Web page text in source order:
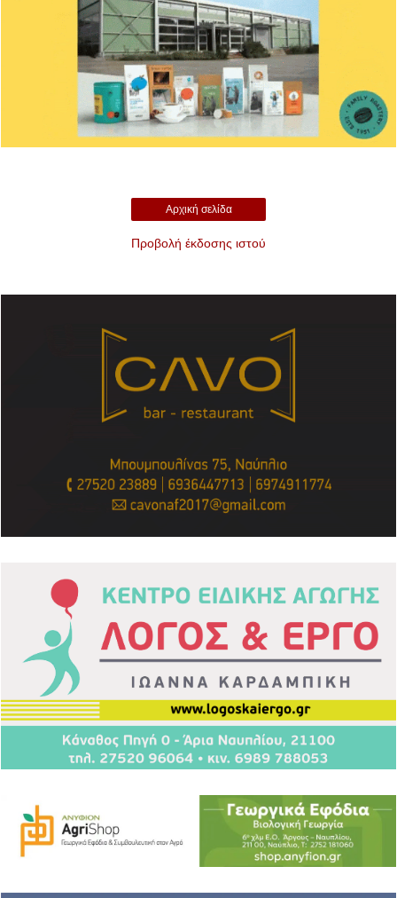
Αρχική σελίδα
Προβολή έκδοσης ιστού